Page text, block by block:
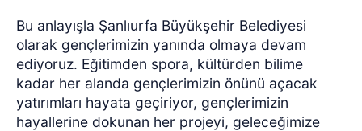
Bu anlayışla Şanlıurfa Büyükşehir Belediyesi
olarak gençlerimizin yanında olmaya devam
ediyoruz. Eğitimden spora, kültürden bilime
kadar her alanda gençlerimizin önünü açacak
yatırımları hayata geçiriyor, gençlerimizin
hayallerine dokunan her projeyi, geleceğimize